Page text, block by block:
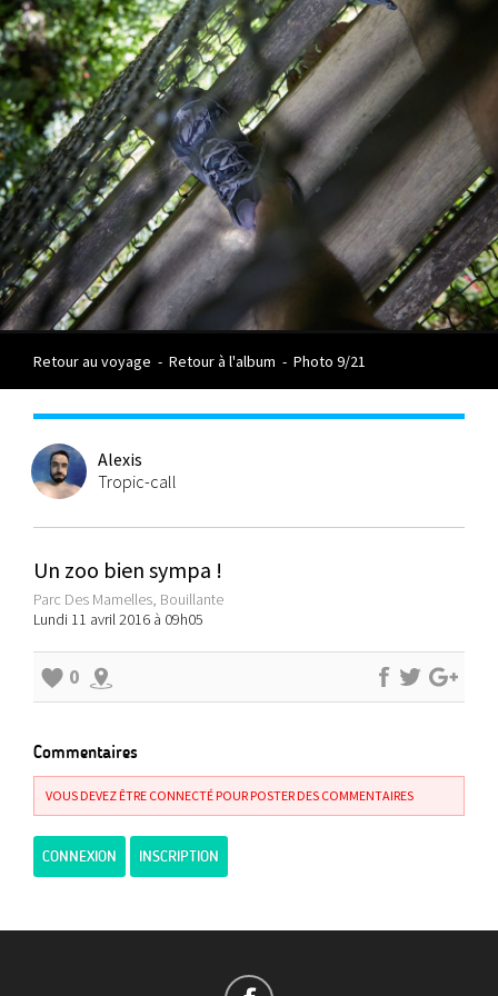
Retour au voyage - Retour à l'album - Photo 9/21
Alexis
Tropic-call
Un zoo bien sympa !
Parc Des Mamelles, Bouillante
Lundi 11 avril 2016 à 09h05
0
Commentaires
VOUS DEVEZ ÊTRE CONNECTÉ POUR POSTER DES COMMENTAIRES
CONNEXION INSCRIPTION